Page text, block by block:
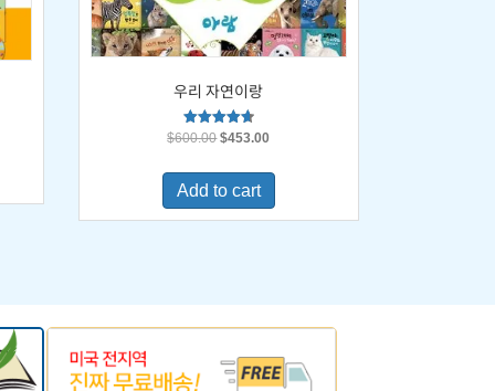
우리 자연이랑
Rated
$600.00Original
was:
$600.00.
$453.00Current
is:
Add to cart